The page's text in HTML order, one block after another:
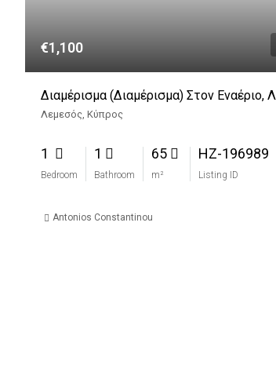
€1,100
Λεμεσός, Κύπρος
1
Bedroom
1
Bathroom
65
m²
HZ-196989
Listing ID
Antonios Constantinou